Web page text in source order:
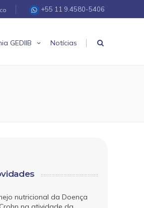
+55 11 9.4580-5406
GEDIIB Notícias |
nutricional da Doença